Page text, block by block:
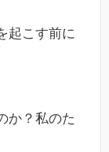
起こす前に
か？私のた